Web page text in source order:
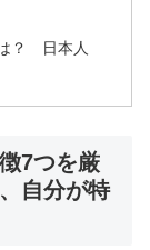
？ 日本人
7つを厳
自分が特